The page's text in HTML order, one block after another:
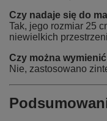
Czy nadaje się do
Tak, jego rozmiar 25
niewielkich
Czy można wymienić
Nie, zastosowano